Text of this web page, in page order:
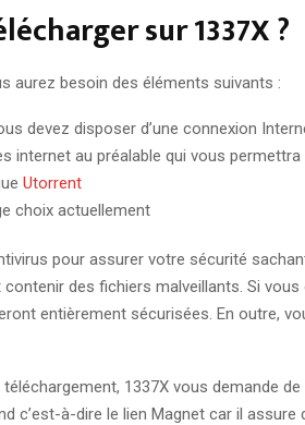
sur 1337X ?
aurez besoin des éléments suivants :
devez disposer d’une connexion
internet au préalable qui vous permettra
Utorrent
choix actuellement
pour assurer votre sécurité
des fichiers malveillants. Si
entièrement sécurisées. En outre,
1337X vous demande
c’est-à-dire le lien Magnet car il